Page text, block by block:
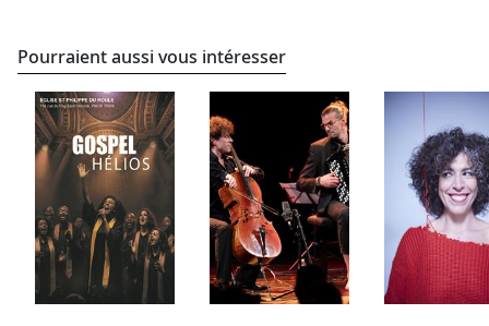
Pourraient aussi vous intéresser